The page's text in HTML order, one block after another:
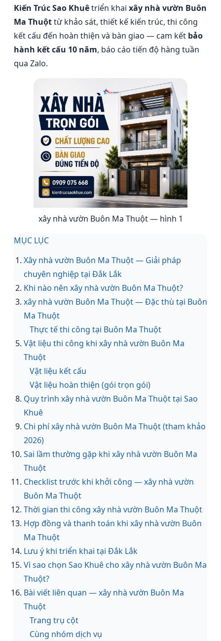
Kiến Trúc Sao Khuêtriển khai xây nhà vườn Buôn
Ma Thuộttừ khảo sát, thiết kế kiến trúc, thi công
kết cấu đến hoàn thiện và bàn giao — cam kết bảo
hành kết cấu 10 năm, báo cáo tiến độ hàng tuần
qua Zalo.
xây nhà vườn Buôn Ma Thuột — hình 1
MỤC LỤC
Xây nhà vườn Buôn Ma Thuột — Giải pháp
chuyên nghiệp tại Đắk Lắk
Khi nào nên xây nhà vườn Buôn Ma Thuột?
xây nhà vườn Buôn Ma Thuột — Đặc thù tại Buôn
Ma Thuột
Thực tế thi công tại Buôn Ma Thuột
Vật liệu thi công khi xây nhà vườn Buôn Ma
Thuột
Vật liệu kết cấu
Vật liệu hoàn thiện (gói trọn gói)
Quy trình xây nhà vườn Buôn Ma Thuột tại Sao
Khuê
Chi phí xây nhà vườn Buôn Ma Thuột (tham khảo
2026)
Sai lầm thường gặp khi xây nhà vườn Buôn Ma
Thuột
Checklist trước khi khởi công — xây nhà vườn
Buôn Ma Thuột
Thời gian thi công xây nhà vườn Buôn Ma Thuột
Hợp đồng và thanh toán khi xây nhà vườn Buôn
Ma Thuột
Lưu ý khi triển khai tại Đắk Lắk
Vì sao chọn Sao Khuê cho xây nhà vườn Buôn Ma
Thuột?
Bài viết liên quan — xây nhà vườn Buôn Ma
Thuột
Trang trụ cột
Cùng nhóm dịch vụ